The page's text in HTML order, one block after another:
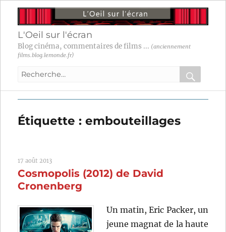
L'Oeil sur l'écran
Blog cinéma, commentaires de films ... (anciennement
films.blog.lemonde.fr)
Recherche
:
OK
Étiquette :embouteillages
17 août 2013
Cosmopolis (2012) de David
Cronenberg
Un matin, Eric Packer, un
jeune magnat de la haute